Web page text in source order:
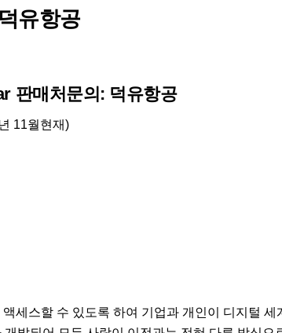
유항공
판매처문의: 덕유항공
11월현재)
세스할 수 있도록 하여 기업과 개인이 디지털 세